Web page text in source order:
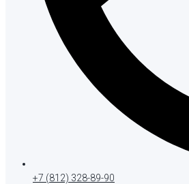
+7 (812) 328-89-90